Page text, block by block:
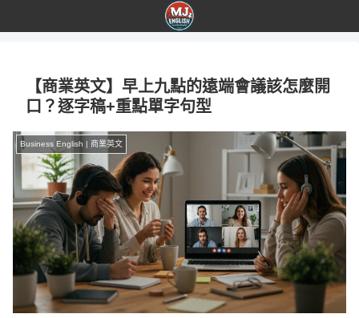
【商業英文】早上九點的遠端會議該怎麼開
口？逐字稿+重點單字句型
Business English | 商業英文